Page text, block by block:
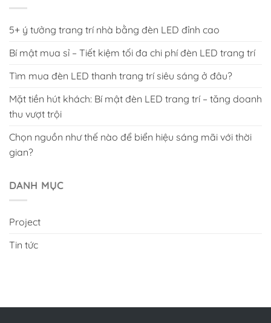
5+ ý tưởng trang trí nhà bằng đèn LED đỉnh cao
Bí mật mua sỉ – Tiết kiệm tối đa chi phí đèn LED trang trí
Tìm mua đèn LED thanh trang trí siêu sáng ở đâu?
Mặt tiền hút khách: Bí mật đèn LED trang trí – tăng doanh
thu vượt trội
Chọn nguồn như thế nào để biển hiệu sáng mãi với thời
gian?
DANH MỤC
Project
Tin tức